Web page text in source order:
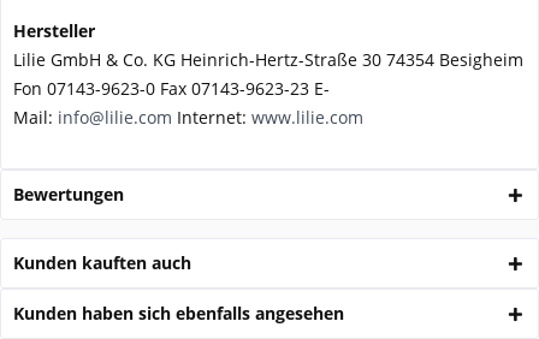
Hersteller
Lilie GmbH & Co. KG Heinrich-Hertz-Straße 30 74354 Besigheim
Fon 07143-9623-0 Fax 07143-9623-23 E-
Mail: info@lilie.com Internet: www.lilie.com
Bewertungen
Kunden kauften auch
Kunden haben sich ebenfalls angesehen